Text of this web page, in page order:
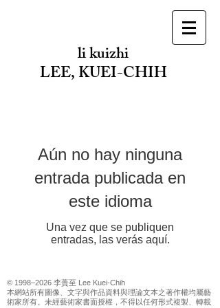
li kuizhi
​LEE, KUEI-CHIH
Aún no hay ninguna
entrada publicada en
este idioma
Una vez que se publiquen
entradas, las verás aquí.
© 1998–2026 李蕢至 Lee Kuei-Chih
本網站所有圖像、文字與作品資料與理論文本之著作權均屬藝
術家所有。未經藝術家書面授權，不得以任何形式複製、轉載